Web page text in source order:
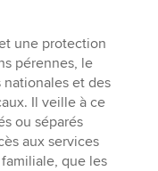
une protection
pérennes, le
nationales et des
Il veille à ce
ou séparés
aux services
que les